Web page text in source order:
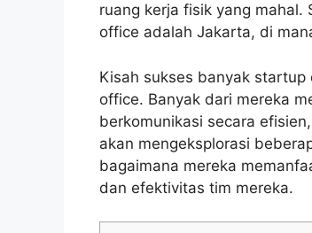
ruang kerja fisik yang
office adalah Jakarta, di
Kisah sukses banyak
office. Banyak dari mereka
berkomunikasi secara
akan mengeksplorasi
bagaimana mereka
dan efektivitas tim mereka.